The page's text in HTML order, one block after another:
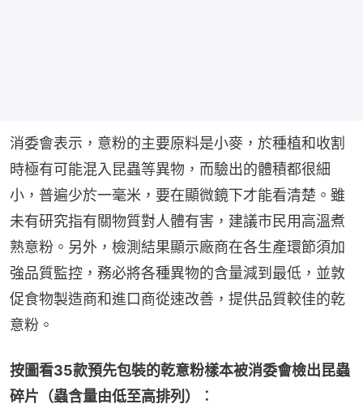
消委會表示，意粉的主要原料是小麥，於種植和收割
時極有可能混入昆蟲等異物，而驗出的體積都很細
小，普遍少於一毫米，要在顯微鏡下才能看清楚。雖
未有研究指有關物質對人體有害，建議市民用高溫煮
熟意粉。另外，檢測結果顯示廠商在各生產環節須加
強品質監控，務必將各種異物的含量減到最低，並敦
促食物製造商和進口商從速改善，提供品質較佳的乾
意粉。
按圖看35款預先包裝的乾意粉樣本被消委會檢出昆蟲
碎片（蟲含量由低至高排列）︰